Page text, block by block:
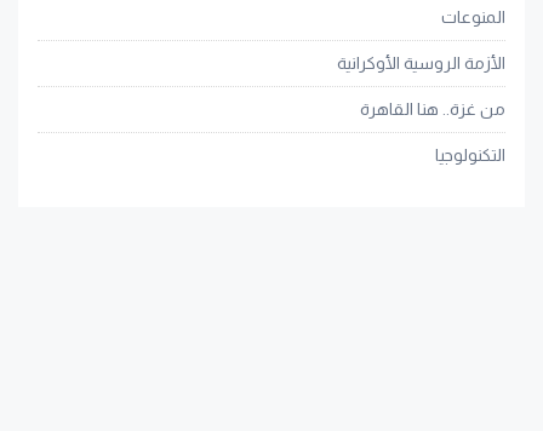
المنوعات
الأزمة الروسية الأوكرانية
من غزة.. هنا القاهرة
التكنولوجيا